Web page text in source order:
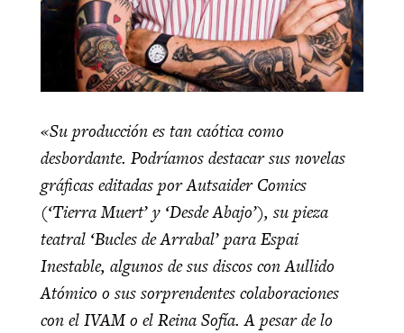
«Su producción es tan caótica como
desbordante. Podríamos destacar sus novelas
gráficas editadas por Autsaider Comics
(‘Tierra Muert’ y ‘Desde Abajo’), su pieza
teatral ‘Bucles de Arrabal’ para Espai
Inestable, algunos de sus discos con Aullido
Atómico o sus sorprendentes colaboraciones
con el IVAM o el Reina Sofía. A pesar de lo